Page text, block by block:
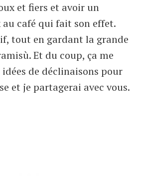
et fiers et avoir un
au café qui fait son effet.
tout en gardant la grande
Et du coup, ça me
de déclinaisons pour
et je partagerai avec vous.